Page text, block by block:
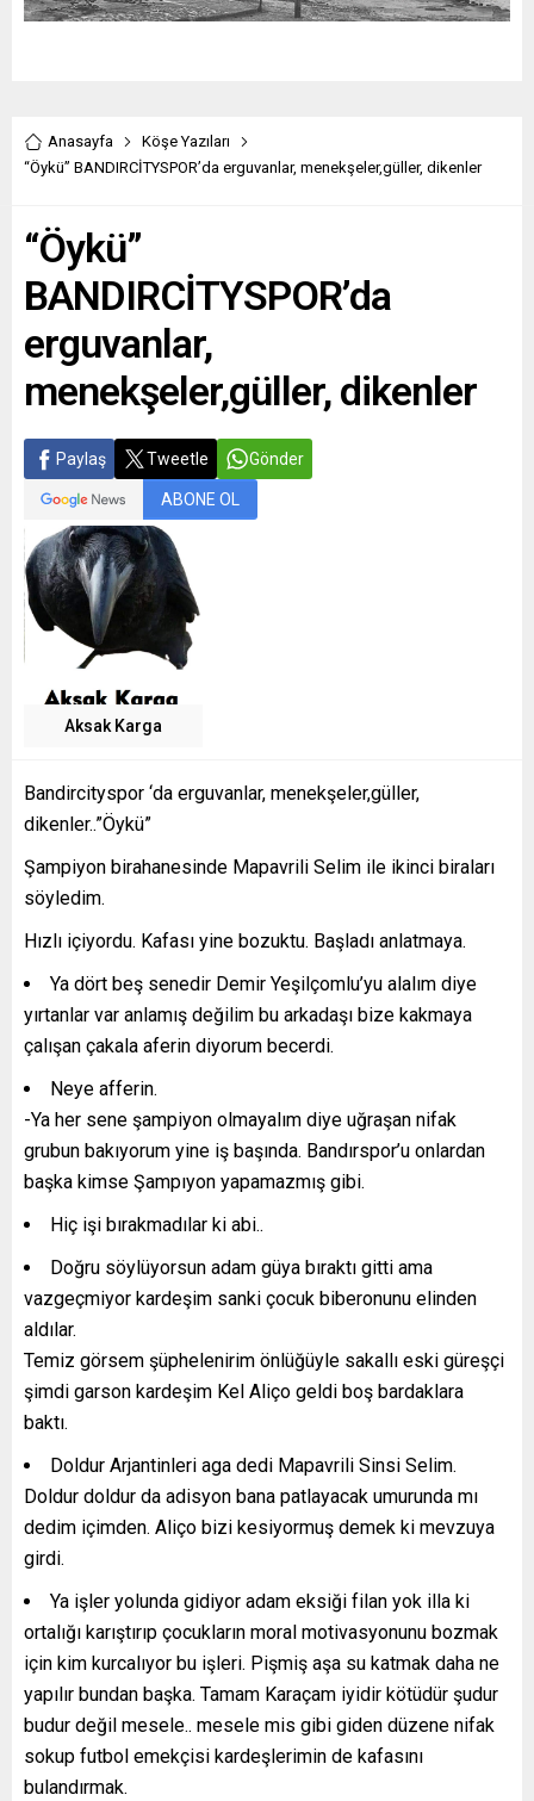
Anasayfa
Köşe Yazıları
“Öykü” BANDIRCİTYSPOR’da erguvanlar, menekşeler,güller, dikenler
“Öykü”
BANDIRCİTYSPOR’da
erguvanlar,
menekşeler,güller, dikenler
Paylaş Tweetle Gönder
ABONE OL
Aksak Karga
Bandircityspor ‘da erguvanlar, menekşeler,güller,
dikenler..”Öykü”
Şampiyon birahanesinde Mapavrili Selim ile ikinci biraları
söyledim.
Hızlı içiyordu. Kafası yine bozuktu. Başladı anlatmaya.
Ya dört beş senedir Demir Yeşilçomlu’yu alalım diye
yırtanlar var anlamış değilim bu arkadaşı bize kakmaya
çalışan çakala aferin diyorum becerdi.
Neye afferin.
-Ya her sene şampiyon olmayalım diye uğraşan nifak
grubun bakıyorum yine iş başında. Bandırspor’u onlardan
başka kimse Şampıyon yapamazmış gibi.
Hiç işi bırakmadılar ki abi..
Doğru söylüyorsun adam güya bıraktı gitti ama
vazgeçmiyor kardeşim sanki çocuk biberonunu elinden
aldılar.
Temiz görsem şüphelenirim önlüğüyle sakallı eski güreşçi
şimdi garson kardeşim Kel Aliço geldi boş bardaklara
baktı.
Doldur Arjantinleri aga dedi Mapavrili Sinsi Selim.
Doldur doldur da adisyon bana patlayacak umurunda mı
dedim içimden. Aliço bizi kesiyormuş demek ki mevzuya
girdi.
Ya işler yolunda gidiyor adam eksiği filan yok illa ki
ortalığı karıştırıp çocukların moral motivasyonunu bozmak
için kim kurcalıyor bu işleri. Pişmiş aşa su katmak daha ne
yapılır bundan başka. Tamam Karaçam iyidir kötüdür şudur
budur değil mesele.. mesele mis gibi giden düzene nifak
sokup futbol emekçisi kardeşlerimin de kafasını
bulandırmak.